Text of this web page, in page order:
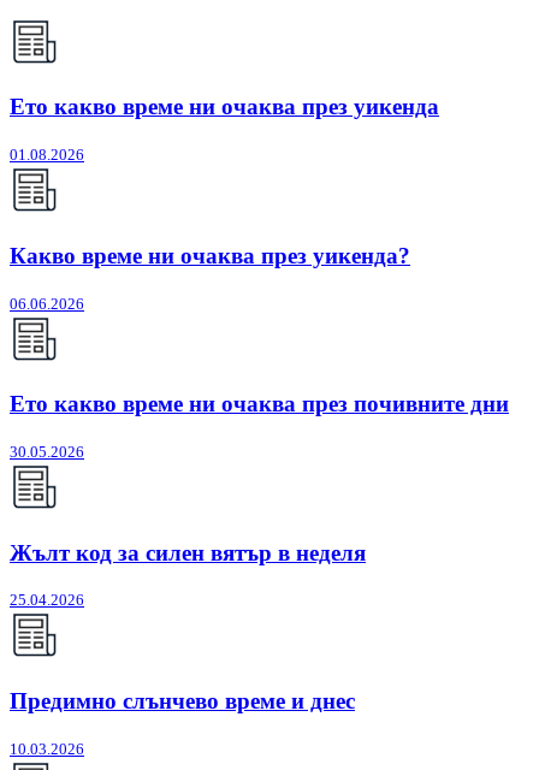
Ето какво време ни очаква през уикенда
01.08.2026
Какво време ни очаква през уикенда?
06.06.2026
Ето какво време ни очаква през почивните дни
30.05.2026
Жълт код за силен вятър в неделя
25.04.2026
Предимно слънчево време и днес
10.03.2026